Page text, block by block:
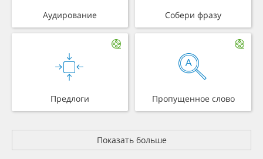
Аудирование Собери фразу
Предлоги Пропущенное слово
Показать больше